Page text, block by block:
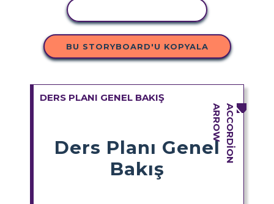
BU STORYBOARD'U KOPYALA
DERS PLANI GENEL BAKIŞ
Ders Planı Genel
Bakış